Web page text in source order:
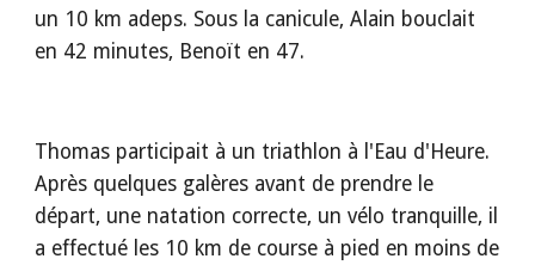
un 10 km adeps. Sous la canicule, Alain bouclait
en 42 minutes, Benoït en 47.
Thomas participait à un triathlon à l'Eau d'Heure.
Après quelques galères avant de prendre le
départ, une natation correcte, un vélo tranquille, il
a effectué les 10 km de course à pied en moins de